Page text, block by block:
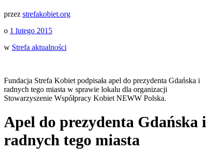
przez strefakobiet.org
o 1 lutego 2015
w Strefa aktualności
Fundacja Strefa Kobiet podpisała apel do prezydenta Gdańska i
radnych tego miasta w sprawie lokalu dla organizacji
Stowarzyszenie Współpracy Kobiet NEWW Polska.
Apel do prezydenta Gdańska i
radnych tego miasta